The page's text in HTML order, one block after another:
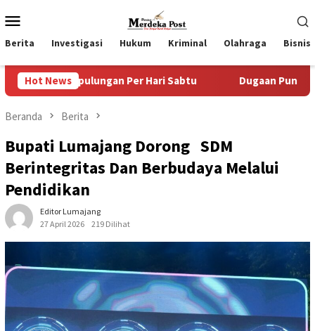
ke
kontenMobile
Berita Investigasi Hukum Kriminal Olahraga Bisnis
Hot News
Per Hari Sabtu Dugaan Pungli SKAB di BPRD
Beranda Berita
Bupati Lumajang Dorong SDM
Berintegritas Dan Berbudaya Melalui
Pendidikan
Editor Lumajang
27 April 2026
219 Dilihat